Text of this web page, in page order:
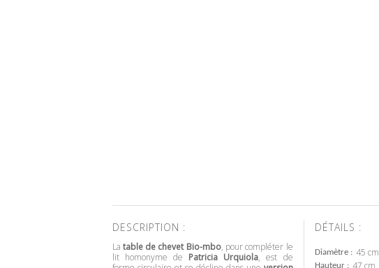
DESCRIPTION :
La table de chevet Bio-mbo, pour compléter le
lit homonyme de Patricia Urquiola, est de
DÉTAILS :
Diamètre 45 cm
Hauteur